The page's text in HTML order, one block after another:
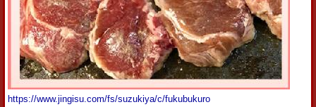
https://www.jingisu.com/fs/suzukiya/c/fukubukuro